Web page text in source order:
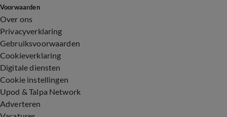
Voorwaarden
Over ons
Privacyverklaring
Gebruiksvoorwaarden
Cookieverklaring
Digitale diensten
Cookie instellingen
Upod & Talpa Network
Adverteren